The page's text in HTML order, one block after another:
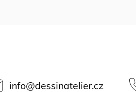
info@dessinatelier.cz